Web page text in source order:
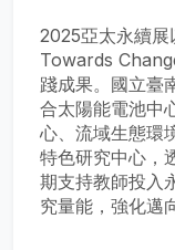
2025亞太永續
Towards
踐成果。國立臺
合太陽能電池中
心、流域生態環
特色研究中心，
期支持教師投入
究量能，強化邁